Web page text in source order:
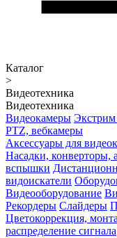
Каталог
>
Видеотехника
Видеотехника
Видеокамеры
PTZ, вебкамеры
Аксессуары для
Насадки, конверторы,
вспышки
видоискатели
Видеооборудование
Рекордеры Слайдеры
Цветокоррекция,
распределение сигнала